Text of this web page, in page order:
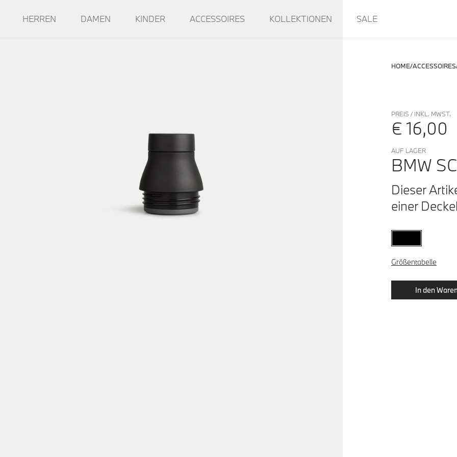
HERREN DAMEN KINDER ACCESSOIRES KOLLEKTIONEN SALE
HOME ACCESSOIRES
PREIS / INKL. MWST.
€ 16,00
AUF LAGER
BMW
Dieser
einer Deckel
Größentabelle
In den